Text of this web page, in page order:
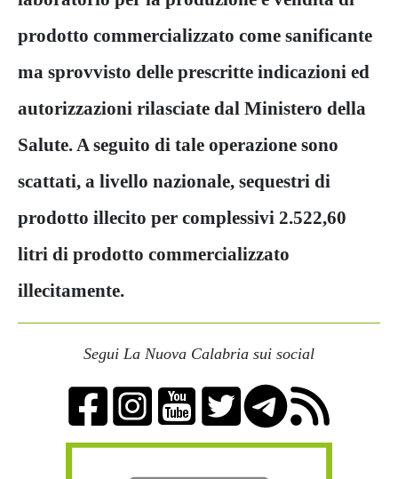
prodotto commercializzato come sanificante
ma sprovvisto delle prescritte indicazioni ed
autorizzazioni rilasciate dal Ministero della
Salute. A seguito di tale operazione sono
scattati, a livello nazionale, sequestri di
prodotto illecito per complessivi 2.522,60
litri di prodotto commercializzato
illecitamente.
Segui La Nuova Calabria sui social